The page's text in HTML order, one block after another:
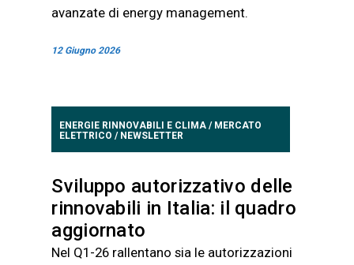
avanzate di energy management.
12 Giugno 2026
ENERGIE RINNOVABILI E CLIMA / MERCATO
ELETTRICO / NEWSLETTER
Sviluppo autorizzativo delle
rinnovabili in Italia: il quadro
aggiornato
Nel Q1-26 rallentano sia le autorizzazioni